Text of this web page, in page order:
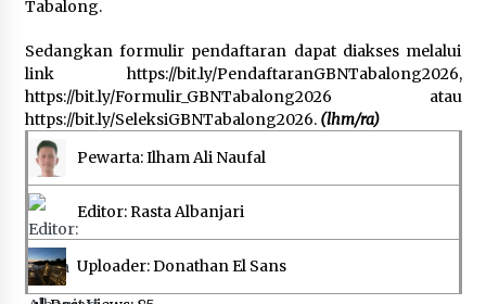
Tabalong.
Sedangkan formulir pendaftaran dapat diakses melalui
link https://bit.ly/PendaftaranGBNTabalong2026,
https://bit.ly/Formulir_GBNTabalong2026 atau
https://bit.ly/SeleksiGBNTabalong2026. (lhm/ra)
Pewarta: Ilham Ali Naufal
Editor: Rasta Albanjari
Uploader: Donathan El Sans